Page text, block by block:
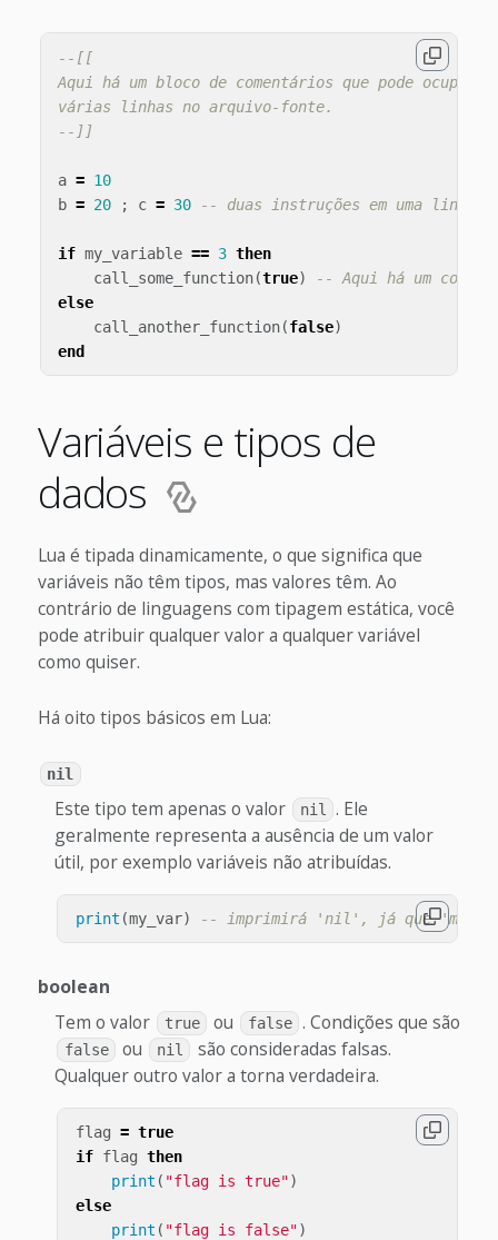
--[[
Aqui há um bloco de comentários que pode ocupar
várias linhas no arquivo-fonte.
--]]
a = 10
b = 20 ; c = 30 -- duas instruções em uma linha
if my_variable == 3 then
call_some_function(true)
-- Aqui há um
else
call_another_function(false)
end
Variáveis e tipos de
dados
Lua é tipada dinamicamente, o que significa que
variáveis não têm tipos, mas valores têm. Ao
contrário de linguagens com tipagem estática, você
pode atribuir qualquer valor a qualquer variável
como quiser.
Há oito tipos básicos em Lua:
nil
Este tipo tem apenas o valor nil
. Ele
geralmente representa a ausência de um valor
útil, por exemplo variáveis não atribuídas.
print (my_var) -- imprimirá 'nil', já que
boolean
Tem o valor
true ou false . Condições que são
false ou nil
são consideradas falsas.
Qualquer outro valor a torna verdadeira.
flag = true
if flag then
print ( "flag is true")
else
print ( "flag is false")